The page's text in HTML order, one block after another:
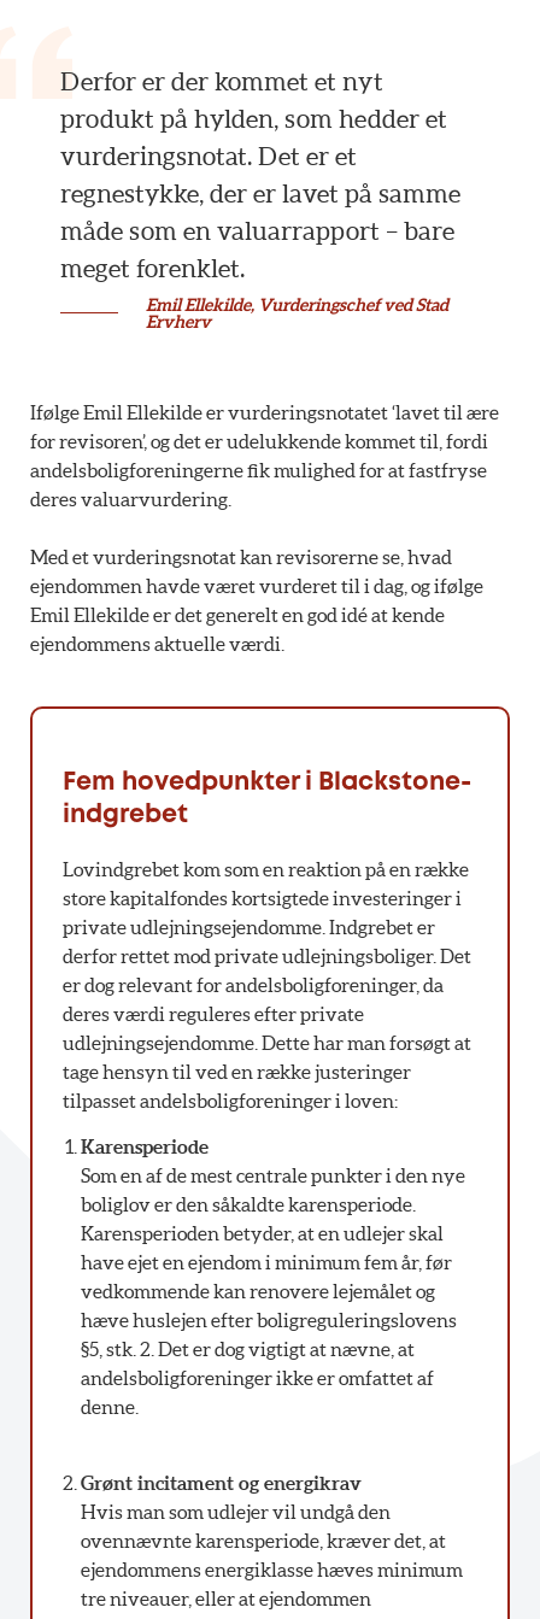
Derfor er der kommet et nyt
produkt på hylden, som hedder et
vurderingsnotat. Det er et
regnestykke, der er lavet på samme
måde som en valuarrapport – bare
meget forenklet.
Emil Ellekilde, Vurderingschef ved Stad
Ervherv
Ifølge Emil Ellekilde er vurderingsnotatet ‘lavet til ære
for revisoren’, og det er udelukkende kommet til, fordi
andelsboligforeningerne fik mulighed for at fastfryse
deres valuarvurdering.
Med et vurderingsnotat kan revisorerne se, hvad
ejendommen havde været vurderet til i dag, og ifølge
Emil Ellekilde er det generelt en god idé at kende
ejendommens aktuelle værdi.
Fem hovedpunkter i Blackstone-
indgrebet
Lovindgrebet kom som en reaktion på en række
store kapitalfondes kortsigtede investeringer i
private udlejningsejendomme. Indgrebet er
derfor rettet mod private udlejningsboliger. Det
er dog relevant for andelsboligforeninger, da
deres værdi reguleres efter private
udlejningsejendomme. Dette har man forsøgt at
tage hensyn til ved en række justeringer
tilpasset andelsboligforeninger i loven:
Karensperiode
Som en af de mest centrale punkter i den nye
boliglov er den såkaldte karensperiode.
Karensperioden betyder, at en udlejer skal
have ejet en ejendom i minimum fem år, før
vedkommende kan renovere lejemålet og
hæve huslejen efter boligreguleringslovens
§5, stk. 2. Det er dog vigtigt at nævne, at
andelsboligforeninger ikke er omfattet af
denne.
Grønt incitament og energikrav
Hvis man som udlejer vil undgå den
ovennævnte karensperiode, kræver det, at
ejendommens energiklasse hæves minimum
tre niveauer, eller at ejendommen